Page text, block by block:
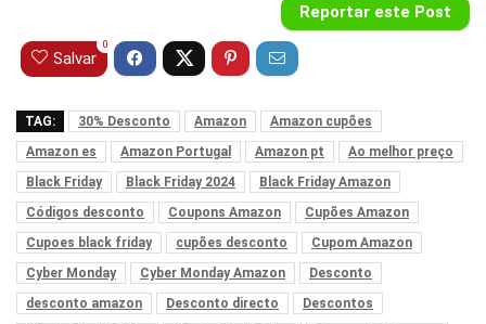
Reportar este Post
Salvar
0
TAG: 30% Desconto Amazon
Amazon cupões
Amazon es
Amazon Portugal Amazon pt
Ao melhor preço
Black Friday
Black Friday 2024
Black Friday Amazon
Códigos desconto
Coupons Amazon
Cupões Amazon
Cupoes black friday
cupões desconto
Cupom Amazon
Cyber Monday
Cyber Monday Amazon
Desconto
desconto amazon
Desconto directo
Descontos